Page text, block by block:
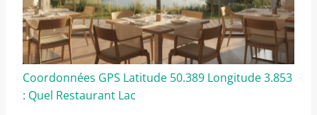
Coordonnées GPS Latitude 50.389 Longitude 3.853
: Quel Restaurant Lac